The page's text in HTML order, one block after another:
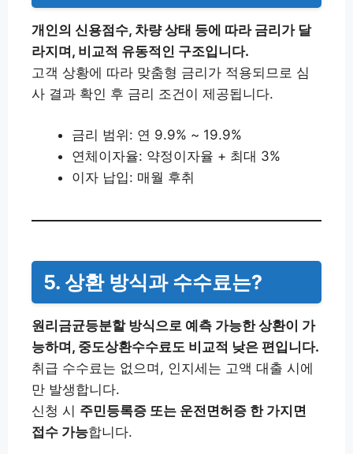
개인의 신용점수, 차량 상태 등에 따라 금리가 달
라지며, 비교적 유동적인 구조입니다.
고객 상황에 따라 맞춤형 금리가 적용되므로 심
사 결과 확인 후 금리 조건이 제공됩니다.
금리 범위: 연 9.9% ~ 19.9%
연체이자율: 약정이자율 + 최대 3%
이자 납입: 매월 후취
5. 상환 방식과 수수료는?
원리금균등분할 방식으로 예측 가능한 상환이 가
능하며, 중도상환수수료도 비교적 낮은 편입니다.
취급 수수료는 없으며, 인지세는 고액 대출 시에
만 발생합니다.
신청 시 주민등록증 또는 운전면허증 한 가지면
접수 가능합니다.